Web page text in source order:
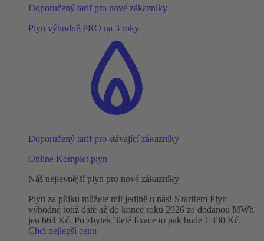
Doporučený tarif pro nové zákazníky
Plyn výhodně PRO na 3 roky
Doporučený tarif pro stávající zákazníky
Online Komplet plyn
Náš nejlevnější plyn pro nové zákazníky
Plyn za půlku můžete mít jedině u nás! S tarifem Plyn
výhodně totiž dáte až do konce roku 2026 za dodanou MWh
jen 664 Kč. Po zbytek 3leté fixace to pak bude 1 330 Kč.
Chci nejlepší cenu